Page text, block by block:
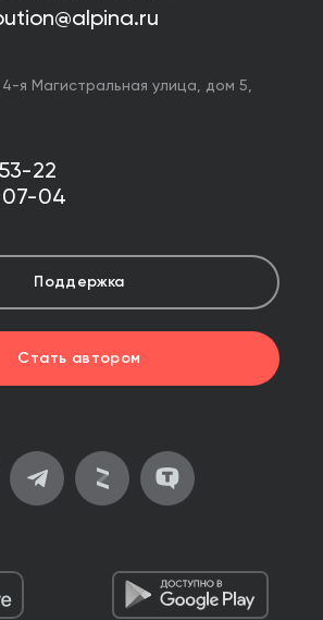
4-я Магистральная улица, дом 5,
22
07-04
Поддержка
Стать автором